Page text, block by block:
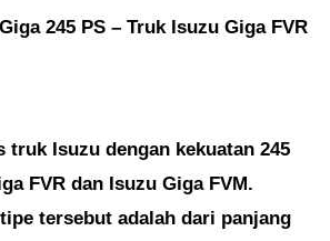
245 PS – Truk Isuzu Giga FVR
truk Isuzu dengan kekuatan 245
FVR dan Isuzu Giga FVM.
tersebut adalah dari panjang